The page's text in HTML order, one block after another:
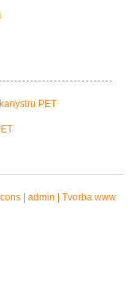
PET
admin Tvorba www